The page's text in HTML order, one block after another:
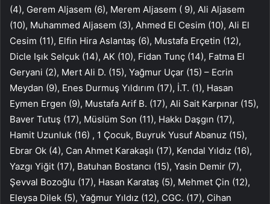
(4), Gerem Aljasem (6), Merem Aljasem ( 9), Ali Aljasem
(10), Muhammed Aljasem (3), Ahmed El Cesim (10), Ali El
Cesim (11), Elfin Hira Aslantaş (6), Mustafa Erçetin (12),
Dicle Işık Selçuk (14), AK (10), Fidan Tunç (14), Fatma El
Geryani (2), Mert Ali D. (15), Yağmur Uçar (15) – Ecrin
Meydan (9), Enes Durmuş Yıldırım (17), İ.T. (1), Hasan
Eymen Ergen (9), Mustafa Arif B. (17), Ali Sait Karpınar (15),
Baver Tutuş (17), Müslüm Son (11), Hakkı Daşgın (17),
Hamit Uzunluk (16) , 1 Çocuk, Buyruk Yusuf Abanuz (15),
Ebrar Ok (4), Can Ahmet Karakaşlı (17), Kendal Yıldız (16),
Yazgı Yiğit (17), Batuhan Bostancı (15), Yasin Demir (7),
Şevval Bozoğlu (17), Hasan Karataş (5), Mehmet Çin (12),
Eleysa Dilek (5), Yağmur Yıldız (12), CGC. (17), Cihan